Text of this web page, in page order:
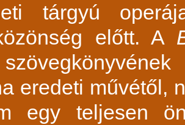
tárgyú
előtt. A
eredeti művétől,
egy teljesen